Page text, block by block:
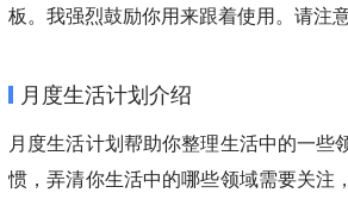
板。我强烈鼓励你用来跟着使用。请注
月度生活计划介绍
月度生活计划帮助你整理生活中的一
惯，弄清你生活中的哪些领域需要关注